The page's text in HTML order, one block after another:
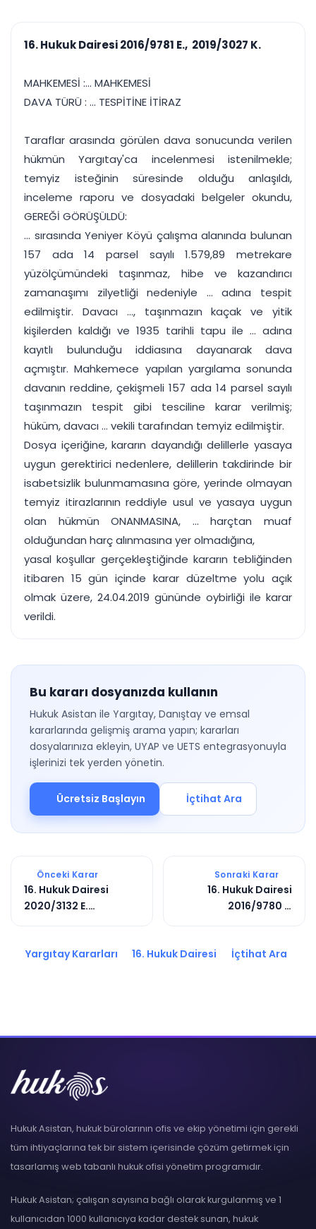
Duruşma ve görev
takvimi
Bildirim
takibi
UYAP & UETS entegrasyonundan finansa, hepsi bir arada.
Tüm özellikleri inceleyin Ücretsiz Başlayın
16. Hukuk Dairesi 2016/9781 E., 2019/3027 K.
MAHKEMESİ :... MAHKEMESİ
DAVA TÜRÜ : ... TESPİTİNE İTİRAZ
Taraflar arasında görülen dava sonucunda verilen
hükmün Yargıtay'ca incelenmesi istenilmekle;
temyiz isteğinin süresinde olduğu anlaşıldı,
inceleme raporu ve dosyadaki belgeler okundu,
GEREĞİ GÖRÜŞÜLDÜ:
... sırasında Yeniyer Köyü çalışma alanında bulunan
157 ada 14 parsel sayılı 1.579,89 metrekare
yüzölçümündeki taşınmaz, hibe ve kazandırıcı
zamanaşımı zilyetliği nedeniyle ... adına tespit
edilmiştir. Davacı ..., taşınmazın kaçak ve yitik
kişilerden kaldığı ve 1935 tarihli tapu ile ... adına
kayıtlı bulunduğu iddiasına dayanarak dava
açmıştır. Mahkemece yapılan yargılama sonunda
davanın reddine, çekişmeli 157 ada 14 parsel sayılı
taşınmazın tespit gibi tesciline karar verilmiş;
hüküm, davacı ... vekili tarafından temyiz edilmiştir.
Dosya içeriğine, kararın dayandığı delillerle yasaya
uygun gerektirici nedenlere, delillerin takdirinde bir
isabetsizlik bulunmamasına göre, yerinde olmayan
temyiz itirazlarının reddiyle usul ve yasaya uygun
olan hükmün ONANMASINA, ... harçtan muaf
olduğundan harç alınmasına yer olmadığına,
yasal koşullar gerçekleştiğinde kararın tebliğinden
itibaren 15 gün içinde karar düzeltme yolu açık
olmak üzere, 24.04.2019 gününde oybirliği ile karar
verildi.
Bu kararı dosyanızda kullanın
Hukuk Asistan ile Yargıtay, Danıştay ve emsal
kararlarında gelişmiş arama yapın; kararları
dosyalarınıza ekleyin, UYAP ve UETS entegrasyonuyla
işlerinizi tek yerden yönetin.
Ücretsiz Başlayın İçtihat Ara
Önceki Karar
16. Hukuk Dairesi
2020/3132 E.
Sonraki Karar
16. Hukuk Dairesi
2016/9780 E.
Yargıtay Kararları 16. Hukuk Dairesi İçtihat Ara
Hukuk Asistan, hukuk bürolarının ofis ve ekip yönetimi için gerekli
tüm ihtiyaçlarına tek bir sistem içerisinde çözüm getirmek için
tasarlamış web tabanlı hukuk ofisi yönetim programıdır.
Hukuk Asistan; çalışan sayısına bağlı olarak kurgulanmış ve 1
kullanıcıdan 1000 kullanıcıya kadar destek sunan, hukuk